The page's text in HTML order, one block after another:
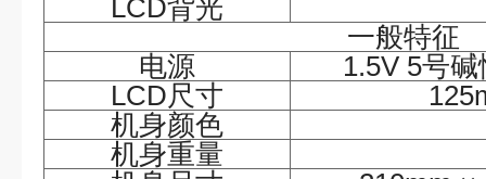
LCD背光
一般特征
电源
1.5V 5号
LCD尺寸
机身颜色
机身重量